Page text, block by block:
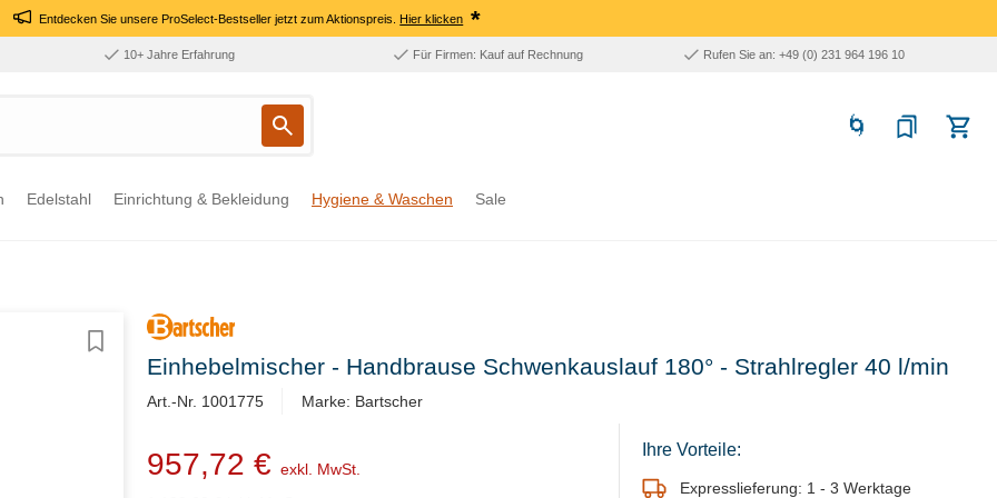
Entdecken Sie unsere ProSelect-Bestseller jetzt zum Aktionspreis.Hier klicken *
10+ Jahre Erfahrung Für Firmen: Kauf auf Rechnung Rufen Sie an: +49 (0) 231 964 196 10
Edelstahl Einrichtung & Bekleidung Hygiene & Waschen Sale
Einhebelmischer - Handbrause Schwenkauslauf 180° - Strahlregler 40 l/min
Art.-Nr. 1001775 Marke: Bartscher
957,72 € exkl. MwSt.
Ihre Vorteile:
Expresslieferung: 1 - 3 Werktage